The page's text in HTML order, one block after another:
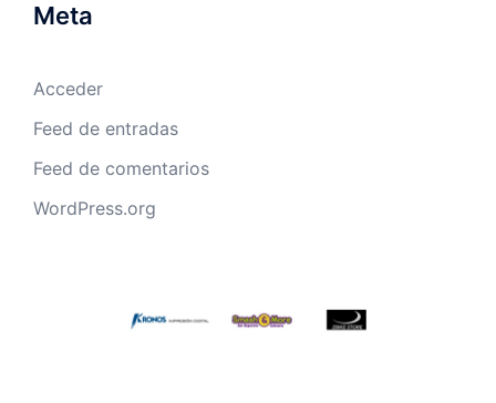
Meta
Acceder
Feed de entradas
Feed de comentarios
WordPress.org